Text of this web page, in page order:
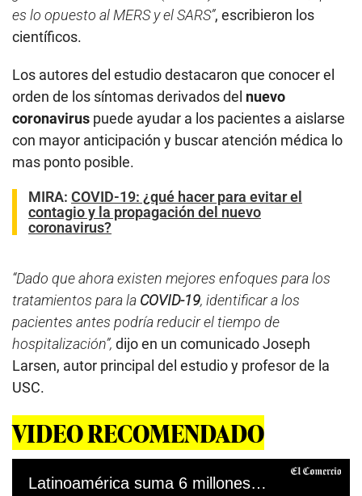
es lo opuesto al MERS y el SARS”, escribieron los
científicos.
Los autores del estudio destacaron que conocer el
orden de los síntomas derivados del nuevo
coronavirus puede ayudar a los pacientes a aislarse
con mayor anticipación y buscar atención médica lo
mas ponto posible.
MIRA: COVID-19: ¿qué hacer para evitar el
contagio y la propagación del nuevo
coronavirus?
“Dado que ahora existen mejores enfoques para los
tratamientos para la COVID-19, identificar a los
pacientes antes podría reducir el tiempo de
hospitalización”, dijo en un comunicado Joseph
Larsen, autor principal del estudio y profesor de la
USC.
VIDEO RECOMENDADO
Latinoamérica suma 6 millones de casos de COVID-19